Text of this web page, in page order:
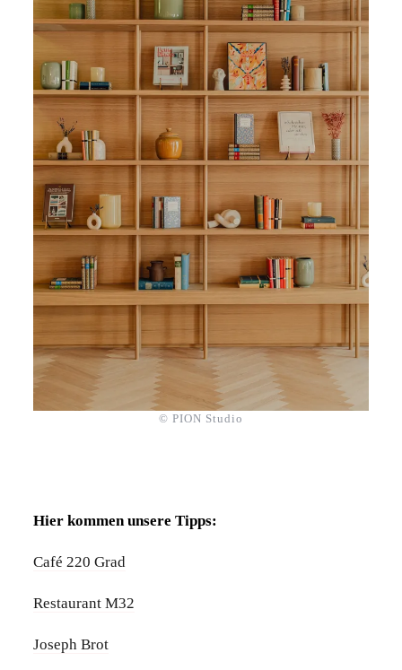
© PION Studio
Hier kommen unsere Tipps:
Café 220 Grad
Restaurant M32
Joseph Brot